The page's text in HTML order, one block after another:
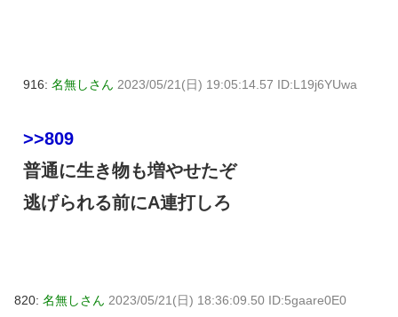
916: 名無しさん 2023/05/21(日) 19:05:14.57 ID:L19j6YUwa
>>809
普通に生き物も増やせたぞ
逃げられる前にA連打しろ
820: 名無しさん 2023/05/21(日) 18:36:09.50 ID:5gaare0E0